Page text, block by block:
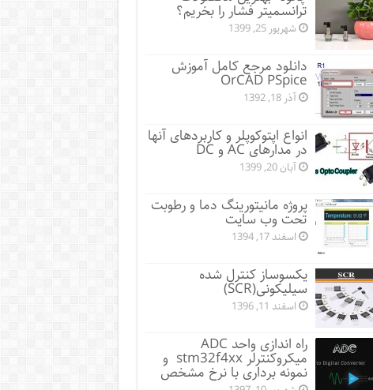
ترانسمیتر فشار را بخریم؟
شهریور 25, 1399
دانلود مرجع کامل آموزش
OrCAD PSpice
آذر 18, 1392
انواع اپتوکوپلر و کاربردهای آنها
در مدارهای AC و DC
آبان 20, 1399
پروژه مانيتورينگ دما و رطوبت
تحت وب سایت
اسفند 17, 1394
یکسوساز کنترل شده
سیلیکونی(SCR)
اسفند 11, 1396
راه اندازی واحد ADC
میکروکنترلر stm32f4xx و
نمونه برداری با نرخ مشخص